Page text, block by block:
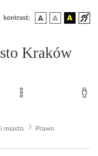
kontrast:
Kraków
miasto
Prawo